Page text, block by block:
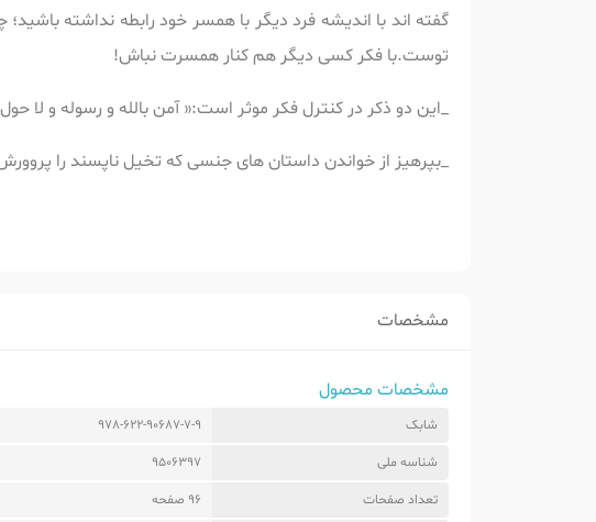
گفته اند با اندیشه فرد دیگر با همسر خود رابطه نداشته
توست.با فکر کسی دیگر هم کنار همسرت نباش!
_این دو ذکر در کنترل فکر موثر است:« آمن بالله و رسوله و لا حول و
_بپرهیز از خواندن داستان های جنسی که تخیل ناپسند را
مشخصات
مشخصات محصول
شابک 978-622-90687-7-9
شناسه ملی 9506397
تعداد صفحات 96 صفحه